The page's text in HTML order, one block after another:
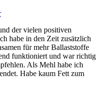
der vielen positiven
habe in den Zeit zusätzlich
für mehr Ballaststoffe
funktioniert und war richtig
Als Mehl habe ich
Habe kaum Fett zum